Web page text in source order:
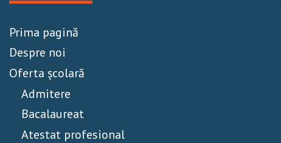
Prima pagină
Despre noi
Oferta școlară
Admitere
Bacalaureat
Atestat profesional